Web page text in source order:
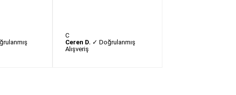
C
Ceren D. ✓ Doğrulanmış
Alışveriş